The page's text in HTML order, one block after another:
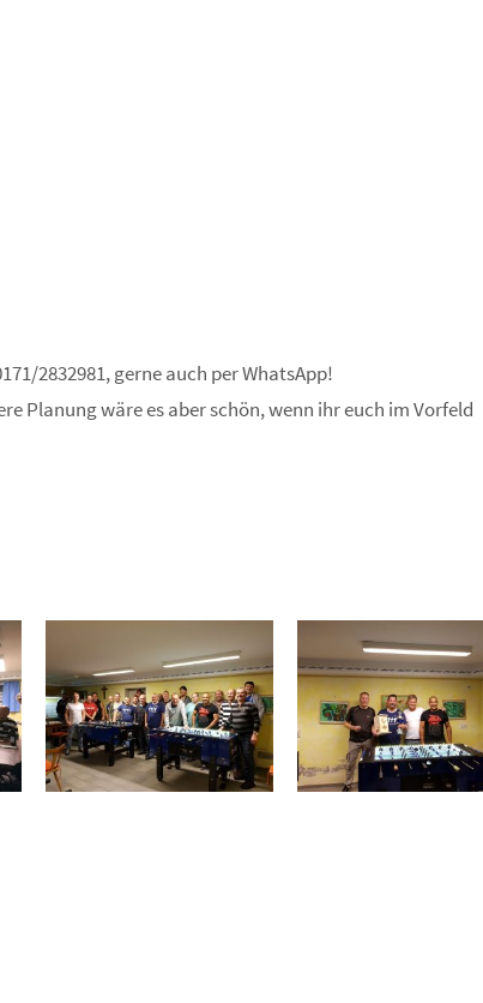
2832981, gerne auch per WhatsApp!
Planung wäre es aber schön, wenn ihr euch im Vorfeld